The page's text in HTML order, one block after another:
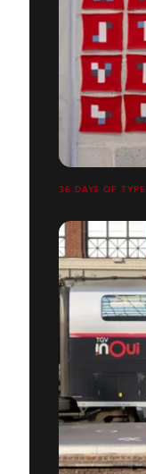
36 DAYS OF TYPE